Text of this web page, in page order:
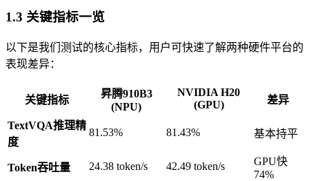
1.3 关键指标一览
以下是我们测试的核心指标，用户可快速了解两种硬件平台的
表现差异：
关键指标
昇腾910B3
(NPU)
NVIDIA H20
(GPU)
差异
TextVQA推理精
度
81.53% 81.43% 基本持平
Token吞吐量 24.38 token/s 42.49 token/s
GPU快
74%